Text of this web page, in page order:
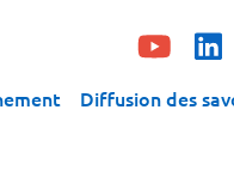
Diffusion des